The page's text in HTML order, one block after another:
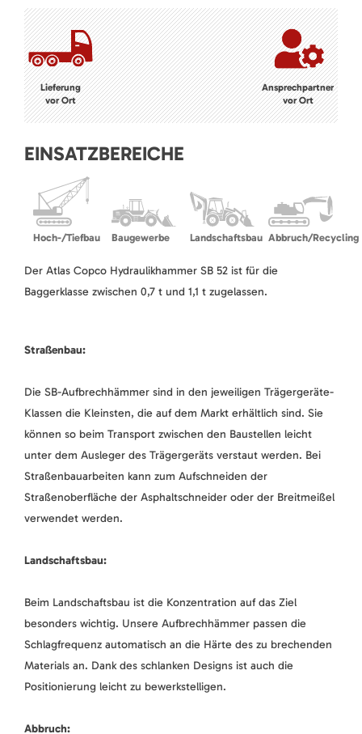
Lieferung
vor Ort
Ansprechpartner
vor Ort
EINSATZBEREICHE
Hoch-/Tiefbau Baugewerbe Landschaftsbau Abbruch/Recycling
Der Atlas Copco Hydraulikhammer SB 52 ist für die
Baggerklasse zwischen 0,7 t und 1,1 t zugelassen.
Straßenbau:
Die SB-Aufbrechhämmer sind in den jeweiligen Trägergeräte-
Klassen die Kleinsten, die auf dem Markt erhältlich sind. Sie
können so beim Transport zwischen den Baustellen leicht
unter dem Ausleger des Trägergeräts verstaut werden. Bei
Straßenbauarbeiten kann zum Aufschneiden der
Straßenoberfläche der Asphaltschneider oder der Breitmeißel
verwendet werden.
Landschaftsbau:
Beim Landschaftsbau ist die Konzentration auf das Ziel
besonders wichtig. Unsere Aufbrechhämmer passen die
Schlagfrequenz automatisch an die Härte des zu brechenden
Materials an. Dank des schlanken Designs ist auch die
Positionierung leicht zu bewerkstelligen.
Abbruch: